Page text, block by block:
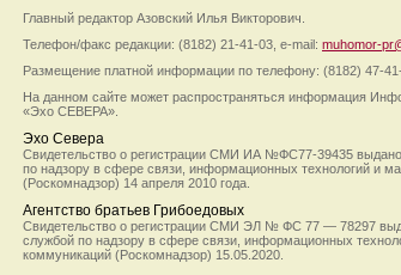
Главный редактор Азовский Илья Викторович.
Телефон/факс редакции: (8182) 21-41-03, e-mail: muhomor-
Размещение платной информации по телефону: (8182) 47-
На данном сайте может распространяться информация
«Эхо СЕВЕРА».
Эхо Севера
Свидетельство о регистрации СМИ ИА №ФС77-39435
по надзору в сфере связи, информационных технологий и
(Роскомнадзор) 14 апреля 2010 года.
Агентство братьев Грибоедовых
Свидетельство о регистрации СМИ ЭЛ № ФС 77 — 78297
службой по надзору в сфере связи, информационных
коммуникаций (Роскомнадзор) 15.05.2020.